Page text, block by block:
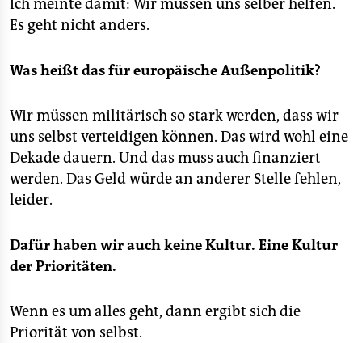
Ich meinte damit: Wir müssen uns selber helfen.
Es geht nicht anders.
Was heißt das für europäische Außenpolitik?
Wir müssen militärisch so stark werden, dass wir
uns selbst verteidigen können. Das wird wohl eine
Dekade dauern. Und das muss auch finanziert
werden. Das Geld würde an anderer Stelle fehlen,
leider.
Dafür haben wir auch keine Kultur. Eine Kultur
der Prioritäten.
Wenn es um alles geht, dann ergibt sich die
Priorität von selbst.